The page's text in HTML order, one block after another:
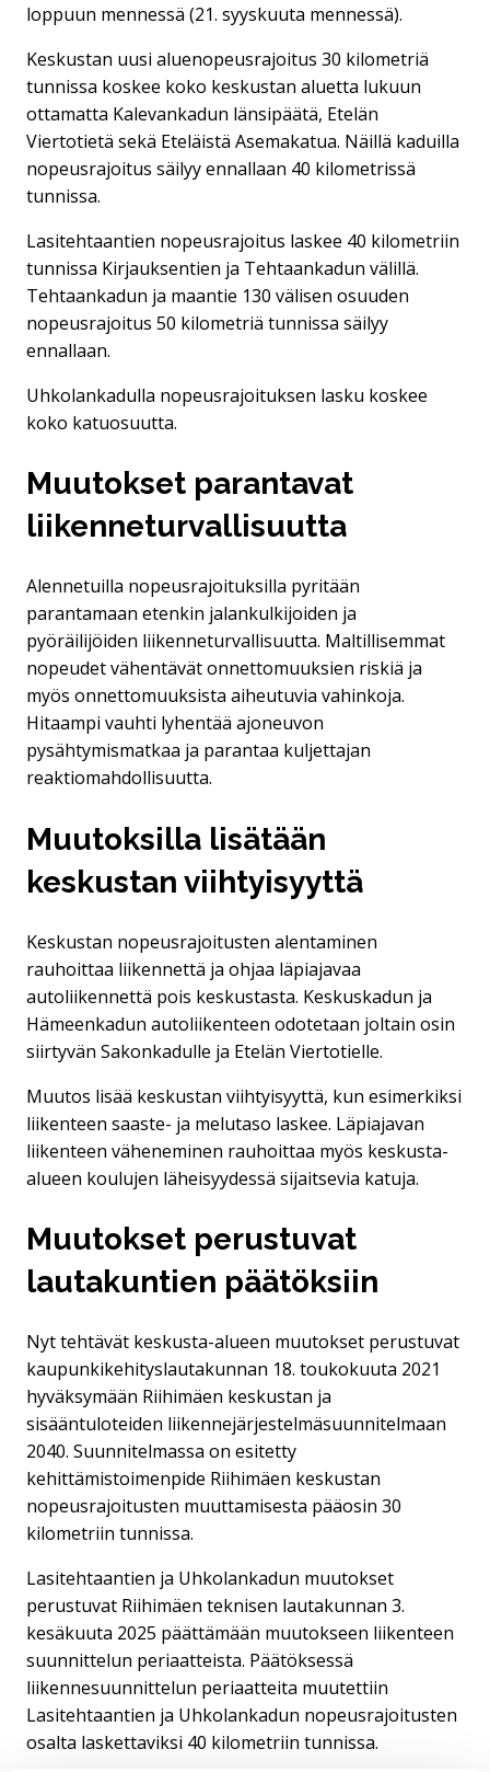
loppuun mennessä (21. syyskuuta mennessä).
Keskustan uusi aluenopeusrajoitus 30 kilometriä
tunnissa koskee koko keskustan aluetta lukuun
ottamatta Kalevankadun länsipäätä, Etelän
Viertotietä sekä Eteläistä Asemakatua. Näillä kaduilla
nopeusrajoitus säilyy ennallaan 40 kilometrissä
tunnissa.
Lasitehtaantien nopeusrajoitus laskee 40 kilometriin
tunnissa Kirjauksentien ja Tehtaankadun välillä.
Tehtaankadun ja maantie 130 välisen osuuden
nopeusrajoitus 50 kilometriä tunnissa säilyy
ennallaan.
Uhkolankadulla nopeusrajoituksen lasku koskee
koko katuosuutta.
Muutokset parantavat
liikenneturvallisuutta
Alennetuilla nopeusrajoituksilla pyritään
parantamaan etenkin jalankulkijoiden ja
pyöräilijöiden liikenneturvallisuutta. Maltillisemmat
nopeudet vähentävät onnettomuuksien riskiä ja
myös onnettomuuksista aiheutuvia vahinkoja.
Hitaampi vauhti lyhentää ajoneuvon
pysähtymismatkaa ja parantaa kuljettajan
reaktiomahdollisuutta.
Muutoksilla lisätään
keskustan viihtyisyyttä
Keskustan nopeusrajoitusten alentaminen
rauhoittaa liikennettä ja ohjaa läpiajavaa
autoliikennettä pois keskustasta. Keskuskadun ja
Hämeenkadun autoliikenteen odotetaan joltain osin
siirtyvän Sakonkadulle ja Etelän Viertotielle.
Muutos lisää keskustan viihtyisyyttä, kun esimerkiksi
liikenteen saaste- ja melutaso laskee. Läpiajavan
liikenteen väheneminen rauhoittaa myös keskusta-
alueen koulujen läheisyydessä sijaitsevia katuja.
Muutokset perustuvat
lautakuntien päätöksiin
Nyt tehtävät keskusta-alueen muutokset perustuvat
kaupunkikehityslautakunnan 18. toukokuuta 2021
hyväksymään Riihimäen keskustan ja
sisääntuloteiden liikennejärjestelmäsuunnitelmaan
2040. Suunnitelmassa on esitetty
kehittämistoimenpide Riihimäen keskustan
nopeusrajoitusten muuttamisesta pääosin 30
kilometriin tunnissa.
Lasitehtaantien ja Uhkolankadun muutokset
perustuvat Riihimäen teknisen lautakunnan 3.
kesäkuuta 2025 päättämään muutokseen liikenteen
suunnittelun periaatteista. Päätöksessä
liikennesuunnittelun periaatteita muutettiin
Lasitehtaantien ja Uhkolankadun nopeusrajoitusten
osalta laskettaviksi 40 kilometriin tunnissa.